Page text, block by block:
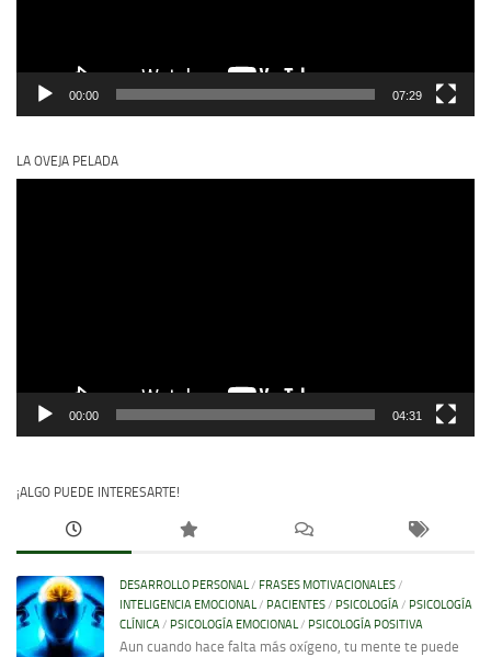
00:00 07:29
LA OVEJA PELADA
00:00 04:31
¡ALGO PUEDE INTERESARTE!
DESARROLLO PERSONAL/ FRASES MOTIVACIONALES/
INTELIGENCIA EMOCIONAL/ PACIENTES/ PSICOLOGÍA/ PSICOLOGÍA
CLÍNICA/ PSICOLOGÍA EMOCIONAL/ PSICOLOGÍA POSITIVA
Aun cuando hace falta más oxígeno, tu mente te puede